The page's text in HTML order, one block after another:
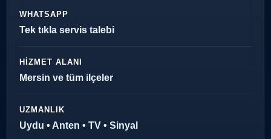
WHATSAPP
Tek tıkla servis talebi
HIZMET ALANI
Mersin ve tüm ilçeler
UZMANLIK
Uydu • Anten • TV • Sinyal